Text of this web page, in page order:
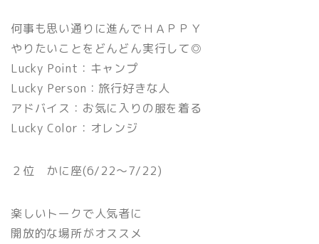
何事も思い通りに進んでＨＡＰＰＹ
やりたいことをどんどん実行して◎
Lucky Point：キャンプ
Lucky Person：旅行好きな人
アドバイス：お気に入りの服を着る
Lucky Color：オレンジ
２位 かに座(6/22〜7/22)
楽しいトークで人気者に
開放的な場所がオススメ